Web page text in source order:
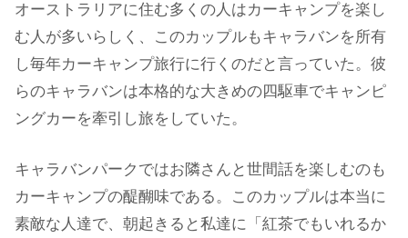
オーストラリアに住む多くの人はカーキャンプを楽し
む人が多いらしく、このカップルもキャラバンを所有
し毎年カーキャンプ旅行に行くのだと言っていた。彼
らのキャラバンは本格的な大きめの四駆車でキャンピ
ングカーを牽引し旅をしていた。
キャラバンパークではお隣さんと世間話を楽しむのも
カーキャンプの醍醐味である。このカップルは本当に
素敵な人達で、朝起きると私達に「紅茶でもいれるか